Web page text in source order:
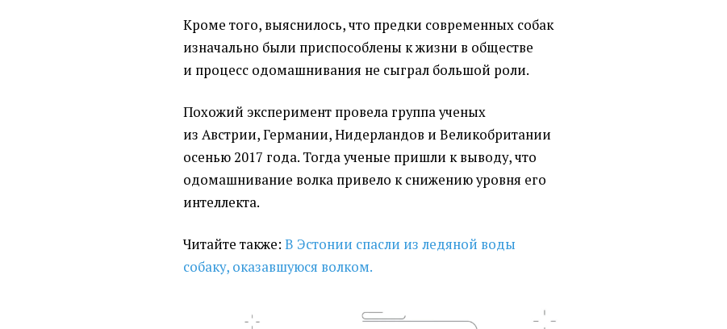
Кроме того, выяснилось, что предки современных собак
изначально были приспособлены к жизни в обществе
и процесс одомашнивания не сыграл большой роли.
Похожий эксперимент провела группа ученых
из Австрии, Германии, Нидерландов и Великобритании
осенью 2017 года. Тогда ученые пришли к выводу, что
одомашнивание волка привело к снижению уровня его
интеллекта.
Читайте также:В Эстонии спасли из ледяной воды
собаку, оказавшуюся волком.